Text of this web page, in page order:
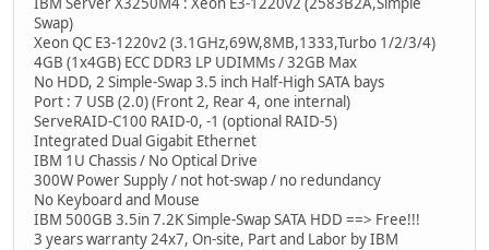
Swap)
Xeon QC E3-1220v2 (3.1GHz,69W,8MB,1333,Turbo 1/2/3/4)
4GB (1x4GB) ECC DDR3 LP UDIMMs / 32GB Max
No HDD, 2 Simple-Swap 3.5 inch Half-High SATA bays
Port : 7 USB (2.0) (Front 2, Rear 4, one internal)
ServeRAID-C100 RAID-0, -1 (optional RAID-5)
Integrated Dual Gigabit Ethernet
IBM 1U Chassis / No Optical Drive
300W Power Supply / not hot-swap / no redundancy
No Keyboard and Mouse
IBM 500GB 3.5in 7.2K Simple-Swap SATA HDD ==> Free!!!
3 years warranty 24x7, On-site, Part and Labor by IBM